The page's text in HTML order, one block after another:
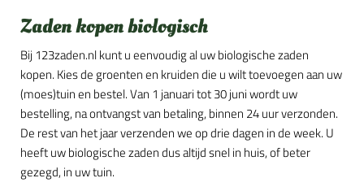
Zaden kopen biologisch
Bij 123zaden.nl kunt u eenvoudig al uw biologische zaden
kopen. Kies de groenten en kruiden die u wilt toevoegen aan uw
(moes)tuin en bestel. Van 1 januari tot 30 juni wordt uw
bestelling, na ontvangst van betaling, binnen 24 uur verzonden.
De rest van het jaar verzenden we op drie dagen in de week. U
heeft uw biologische zaden dus altijd snel in huis, of beter
gezegd, in uw tuin.